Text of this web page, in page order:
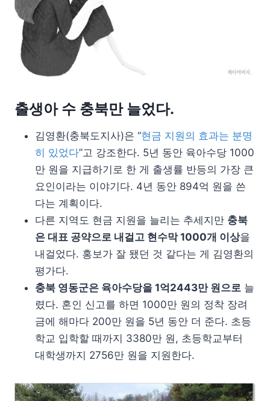
출생아 수 충북만 늘었다.
김영환(충북도지사)은 “현금 지원의 효과는 분명
히 있었다”고 강조한다. 5년 동안 육아수당 1000
만 원을 지급하기로 한 게 출생률 반등의 가장 큰
요인이라는 이야기다. 4년 동안 894억 원을 쓴
다는 계획이다.
다른 지역도 현금 지원을 늘리는 추세지만 충북
은 대표 공약으로 내걸고 현수막 1000개 이상을
내걸었다. 홍보가 잘 됐던 것 같다는 게 김영환의
평가다.
충북 영동군은 육아수당을 1억2443만 원으로 늘
렸다. 혼인 신고를 하면 1000만 원의 정착 장려
금에 해마다 200만 원을 5년 동안 더 준다. 초등
학교 입학할 때까지 3380만 원, 초등학교부터
대학생까지 2756만 원을 지원한다.